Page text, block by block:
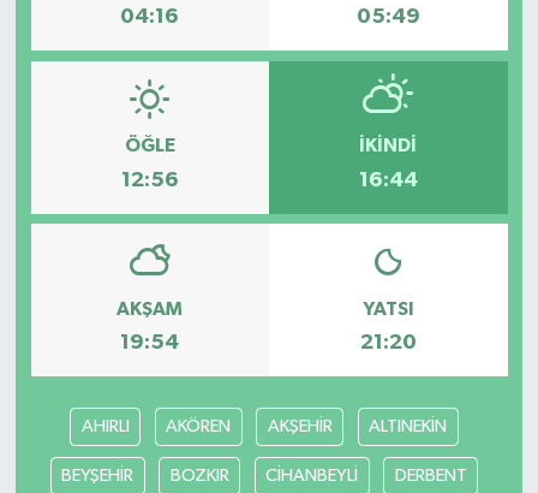
04:16 05:49
ÖĞLE
12:56
İKINDI
16:44
AKŞAM
19:54
YATSI
21:20
AHIRLI AKÖREN AKŞEHİR ALTINEKİN
BEYŞEHİR BOZKIR CİHANBEYLİ DERBENT